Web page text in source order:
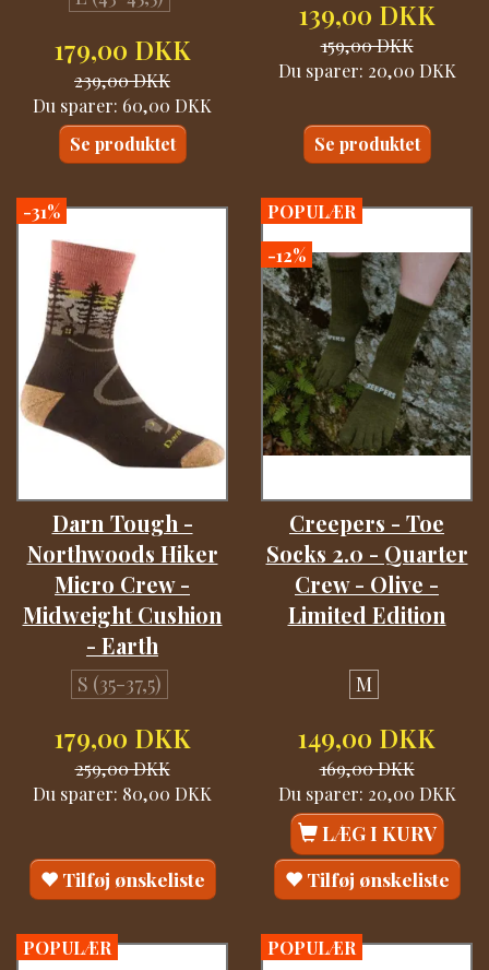
179,00 DKK
239,00 DKK
Du sparer: 60,00 DKK
Se produktet
139,00 DKK
159,00 DKK
Du sparer: 20,00 DKK
Se produktet
-31%
Darn Tough -
Northwoods Hiker
Micro Crew -
Midweight Cushion
- Earth
S (35-37,5)
179,00 DKK
259,00 DKK
Du sparer: 80,00 DKK
Tilføj ønskeliste
POPULÆR
-12%
Creepers - Toe
Socks 2.0 - Quarter
Crew - Olive -
Limited Edition
M
149,00 DKK
169,00 DKK
Du sparer: 20,00 DKK
LÆG I KURV
Tilføj ønskeliste
POPULÆR
POPULÆR